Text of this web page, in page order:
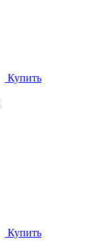
Купить
Купить